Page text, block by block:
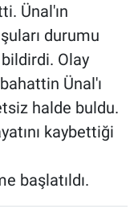
Ünal'ın
durumu
Olay
Ünal'ı
halde buldu.
kaybettiği
başlatıldı.